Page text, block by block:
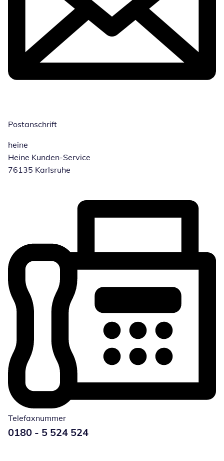
Postanschrift
heine
Heine Kunden-Service
76135 Karlsruhe
Telefaxnummer
Telefonnummer:
0180 - 5 524 524